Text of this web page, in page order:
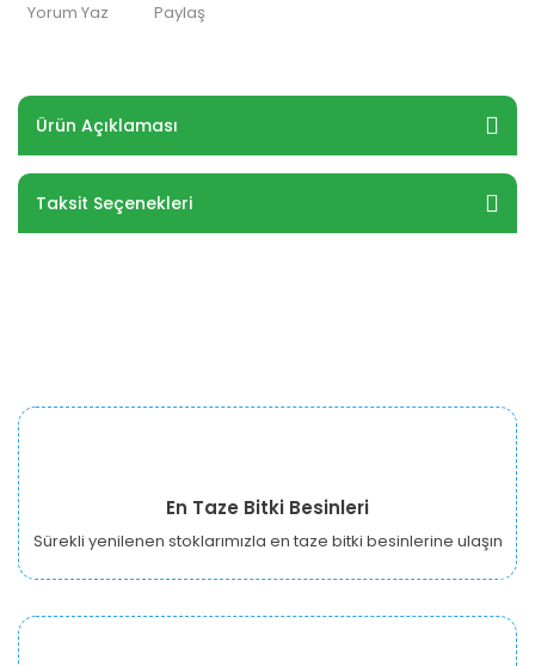
Yorum Yaz Paylaş
Ürün Açıklaması
Taksit Seçenekleri
En Taze Bitki Besinleri
Sürekli yenilenen stoklarımızla en taze bitki besinlerine ulaşın